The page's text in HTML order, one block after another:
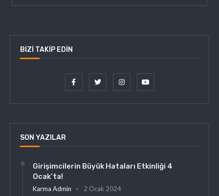
BIZI TAKIP EDIN
SON YAZILAR
Girişimcilerin Büyük Hataları Etkinliği 4
Ocak’ta!
Karma Admin 2 Ocak 2024